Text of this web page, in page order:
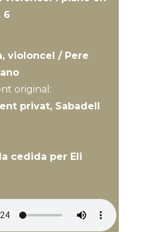
6
violoncel / Pere
original:
privat, Sabadell
cedida per Eli